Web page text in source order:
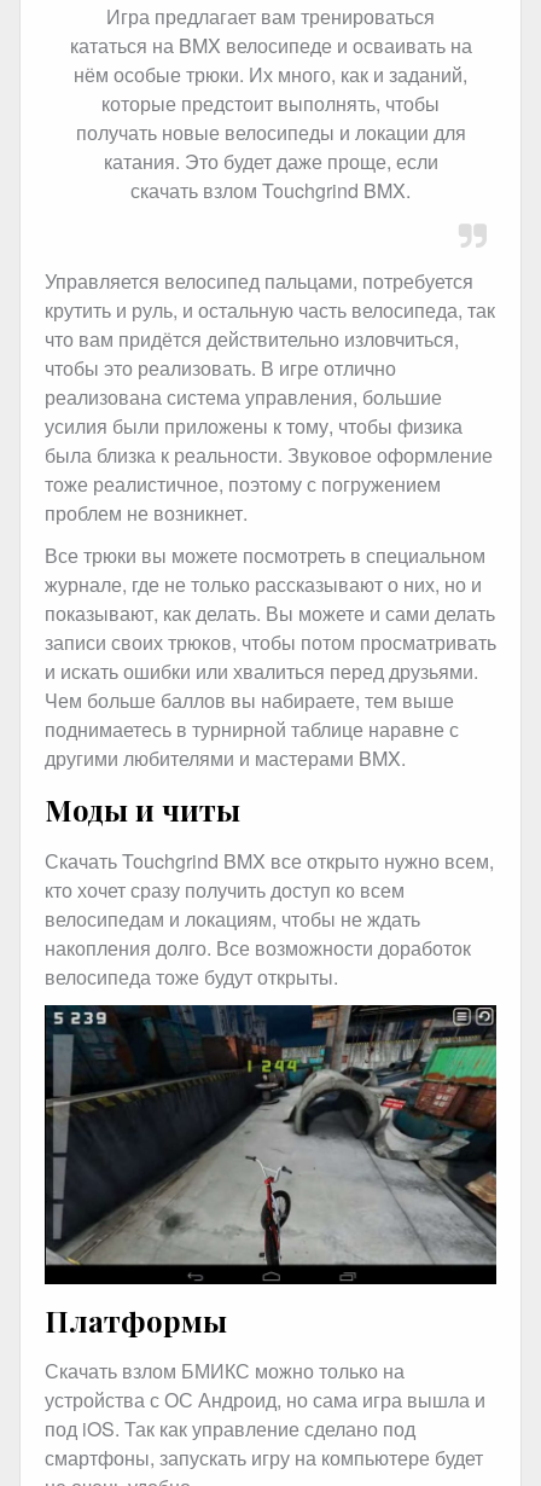
Игра предлагает вам тренироваться
кататься на BMX велосипеде и осваивать на
нём особые трюки. Их много, как и заданий,
которые предстоит выполнять, чтобы
получать новые велосипеды и локации для
катания. Это будет даже проще, если
скачать взлом Touchgrind BMX.
Управляется велосипед пальцами, потребуется
крутить и руль, и остальную часть велосипеда, так
что вам придётся действительно изловчиться,
чтобы это реализовать. В игре отлично
реализована система управления, большие
усилия были приложены к тому, чтобы физика
была близка к реальности. Звуковое оформление
тоже реалистичное, поэтому с погружением
проблем не возникнет.
Все трюки вы можете посмотреть в специальном
журнале, где не только рассказывают о них, но и
показывают, как делать. Вы можете и сами делать
записи своих трюков, чтобы потом просматривать
и искать ошибки или хвалиться перед друзьями.
Чем больше баллов вы набираете, тем выше
поднимаетесь в турнирной таблице наравне с
другими любителями и мастерами BMX.
Моды и читы
Скачать Touchgrind BMX все открыто нужно всем,
кто хочет сразу получить доступ ко всем
велосипедам и локациям, чтобы не ждать
накопления долго. Все возможности доработок
велосипеда тоже будут открыты.
Платформы
Скачать взлом БМИКС можно только на
устройства с ОС Андроид, но сама игра вышла и
под iOS. Так как управление сделано под
смартфоны, запускать игру на компьютере будет